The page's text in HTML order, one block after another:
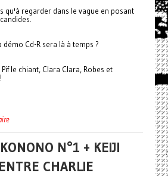
qu'à regarder dans le vague en posant
Cd-R sera là à temps ?
le chiant, Clara Clara, Robes et
N°1 + KEIJI
CHARLIE